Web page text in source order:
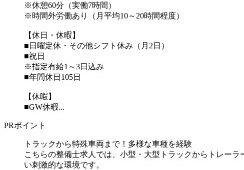
※休憩60分（実働7時間）
※時間外労働あり（月平均10～20時間程度）
【休日・休暇】
■日曜定休・その他シフト休み（月2日）
■祝日
※指定有給1～3日込み
■年間休日105日
【休暇】
■GW休暇...
PRポイント
トラックから特殊車両まで！多様な車種を経験
こちらの整備士求人では、小型・大型トラックからトレー
い刺激的な環境です。